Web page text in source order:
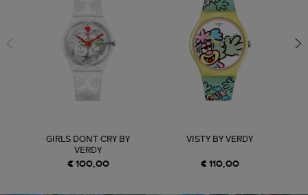
GIRLS DONT CRY BY
VERDY
€ 100,00
VISTY BY VERDY
€ 110,00